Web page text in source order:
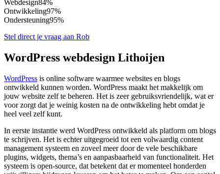
Webdesign84%
Ontwikkeling97%
Ondersteuning95%
Stel direct je vraag aan Rob
WordPress webdesign Lithoijen
WordPress is online software waarmee websites en blogs
ontwikkeld kunnen worden. WordPress maakt het makkelijk om
jouw website zelf te beheren. Het is zeer gebruiksvriendelijk, wat er
voor zorgt dat je weinig kosten na de ontwikkeling hebt omdat je
heel veel zelf kunt.
In eerste instantie werd WordPress ontwikkeld als platform om blogs
te schrijven. Het is echter uitgegroeid tot een volwaardig content
management systeem en zoveel meer door de vele beschikbare
plugins, widgets, thema’s en aanpasbaarheid van functionaliteit. Het
systeem is open-source, dat betekent dat er momenteel honderden